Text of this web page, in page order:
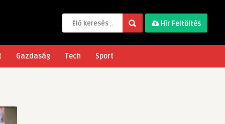
Hír Feltöltés
Gazdaság Tech Sport